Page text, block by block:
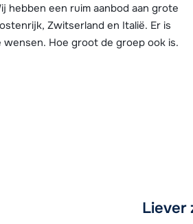
hebben een ruim aanbod aan grote
Zwitserland en Italië. Er is
wensen. Hoe groot de groep ook is.
Liever